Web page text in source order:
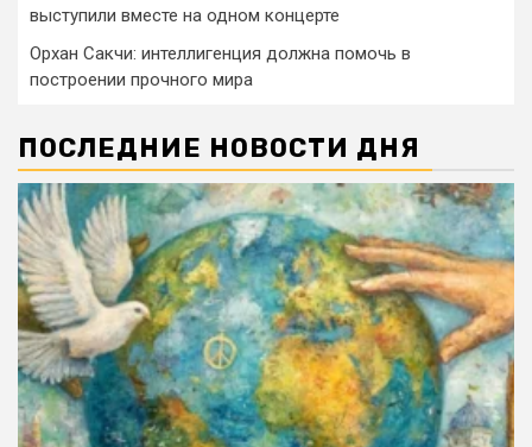
выступили вместе на одном концерте
Орхан Сакчи: интеллигенция должна помочь в
построении прочного мира
ПОСЛЕДНИЕ НОВОСТИ ДНЯ